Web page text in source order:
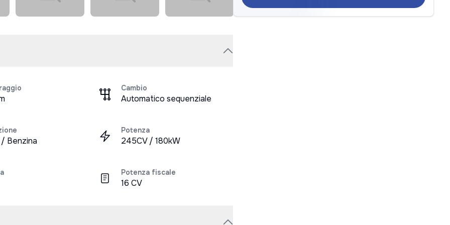
Cambio
Automatico sequenziale
Benzina
Potenza
245CV / 180kW
Potenza fiscale
16 CV